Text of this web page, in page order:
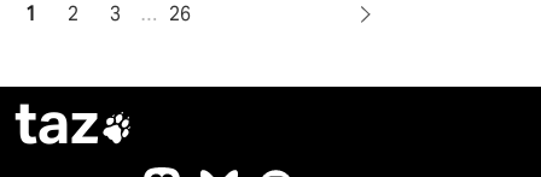
1 2 3 … 26
taz